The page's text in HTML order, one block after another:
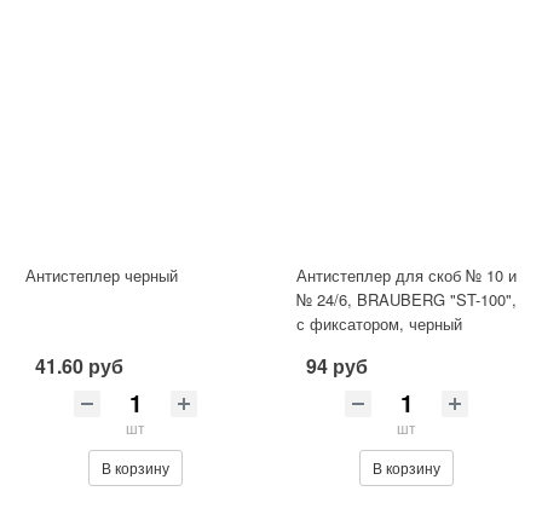
Антистеплер черный
41.60 руб
шт
В корзину
Антистеплер для скоб № 10 и
№ 24/6, BRAUBERG "ST-100",
с фиксатором, черный
94 руб
шт
В корзину